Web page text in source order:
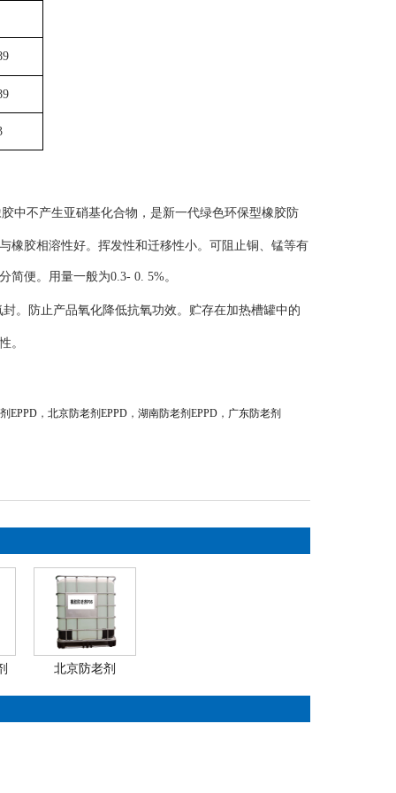
中不产生亚硝基化合物，是新一代绿色环保型橡胶防
橡胶相溶性好。挥发性和迁移性小。可阻止铜、锰等有
便。用量一般为0.3- 0. 5%。
。防止产品氧化降低抗氧功效。贮存在加热槽罐中的
。
EPPD ， 北京防老剂EPPD ， 湖南防老剂EPPD ， 广东防老剂
北京防老剂